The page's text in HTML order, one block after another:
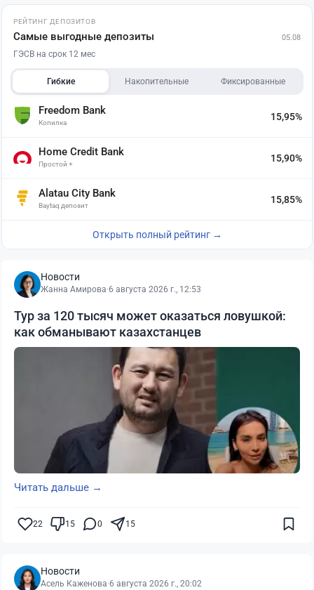
РЕЙТИНГ ДЕПОЗИТОВ
Самые выгодные депозиты 05.08
ГЭСВ на срок 12 мес
Гибкие Накопительные Фиксированные
Freedom Bank
Копилка
15,95%
Home Credit Bank
Простой +
15,90%
Alatau City Bank
Baytaq депозит
15,85%
Открыть полный рейтинг →
Новости
Жанна Амирова·6 августа 2026 г., 12:53
Тур за 120 тысяч может оказаться ловушкой:
как обманывают казахстанцев
Читать дальше →
22 15 0 15
Новости
Асель Каженова·6 августа 2026 г., 20:02